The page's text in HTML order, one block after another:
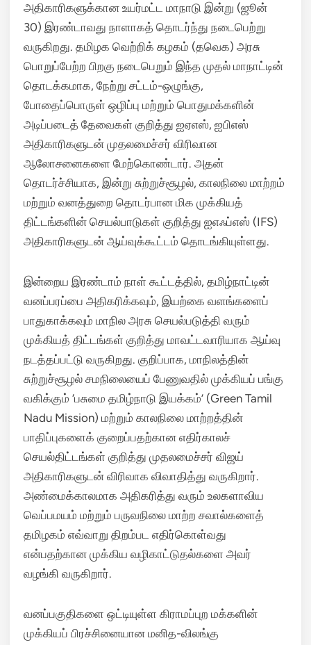
அதிகாரிகளுக்கான உயர்மட்ட மாநாடு இன்று (ஜூன்
30) இரண்டாவது நாளாகத் தொடர்ந்து நடைபெற்று
வருகிறது. தமிழக வெற்றிக் கழகம் (தவெக) அரசு
பொறுப்பேற்ற பிறகு நடைபெறும் இந்த முதல் மாநாட்டின்
தொடக்கமாக, நேற்று சட்டம்-ஒழுங்கு,
போதைப்பொருள் ஒழிப்பு மற்றும் பொதுமக்களின்
அடிப்படைத் தேவைகள் குறித்து ஐஏஎஸ், ஐபிஎஸ்
அதிகாரிகளுடன் முதலமைச்சர் விரிவான
ஆலோசனைகளை மேற்கொண்டார். அதன்
தொடர்ச்சியாக, இன்று சுற்றுச்சூழல், காலநிலை மாற்றம்
மற்றும் வனத்துறை தொடர்பான மிக முக்கியத்
திட்டங்களின் செயல்பாடுகள் குறித்து ஐஎஃப்எஸ் (IFS)
அதிகாரிகளுடன் ஆய்வுக்கூட்டம் தொடங்கியுள்ளது.
இன்றைய இரண்டாம் நாள் கூட்டத்தில், தமிழ்நாட்டின்
வனப்பரப்பை அதிகரிக்கவும், இயற்கை வளங்களைப்
பாதுகாக்கவும் மாநில அரசு செயல்படுத்தி வரும்
முக்கியத் திட்டங்கள் குறித்து மாவட்டவாரியாக ஆய்வு
நடத்தப்பட்டு வருகிறது. குறிப்பாக, மாநிலத்தின்
சுற்றுச்சூழல் சமநிலையைப் பேணுவதில் முக்கியப் பங்கு
வகிக்கும் ‘பசுமை தமிழ்நாடு இயக்கம்’ (Green Tamil
Nadu Mission) மற்றும் காலநிலை மாற்றத்தின்
பாதிப்புகளைக் குறைப்பதற்கான எதிர்காலச்
செயல்திட்டங்கள் குறித்து முதலமைச்சர் விஜய்
அதிகாரிகளுடன் விரிவாக விவாதித்து வருகிறார்.
அண்மைக்காலமாக அதிகரித்து வரும் உலகளாவிய
வெப்பமயம் மற்றும் பருவநிலை மாற்ற சவால்களைத்
தமிழகம் எவ்வாறு திறம்பட எதிர்கொள்வது
என்பதற்கான முக்கிய வழிகாட்டுதல்களை அவர்
வழங்கி வருகிறார்.
வனப்பகுதிகளை ஒட்டியுள்ள கிராமப்புற மக்களின்
முக்கியப் பிரச்சினையான மனித-விலங்கு